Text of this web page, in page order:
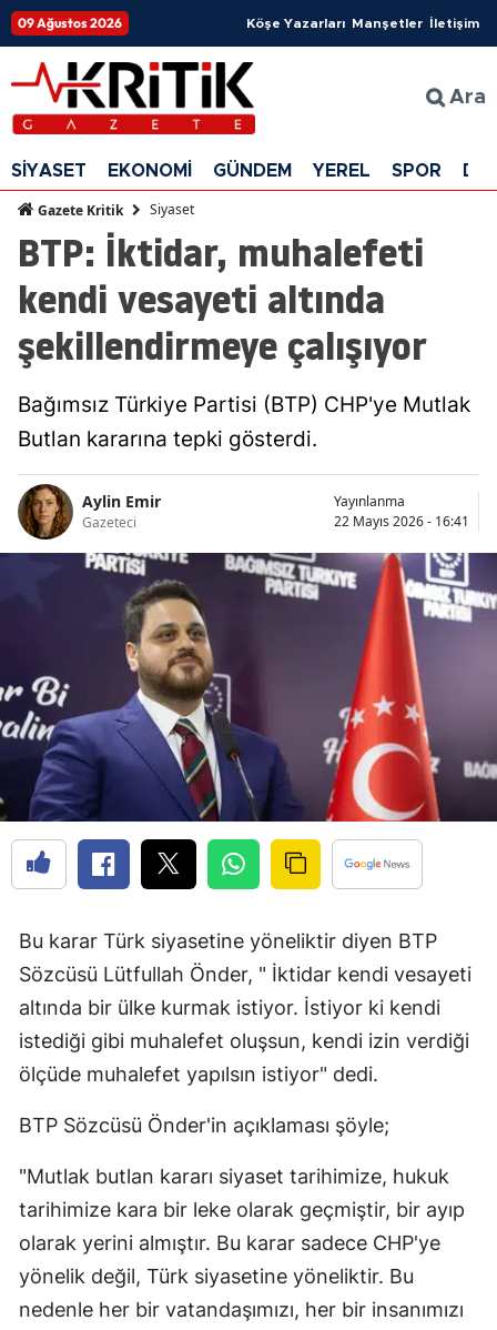
09 Ağustos 2026 Köşe Yazarları Manşetler İletişim
Ara
SİYASET EKONOMİ GÜNDEM YEREL SPOR
Gazete Kritik Siyaset
BTP: İktidar, muhalefeti
kendi vesayeti altında
şekillendirmeye çalışıyor
Bağımsız Türkiye Partisi (BTP) CHP'ye Mutlak
Butlan kararına tepki gösterdi.
Aylin Emir
Gazeteci
Yayınlanma
22 Mayıs 2026 - 16:41
Bu karar Türk siyasetine yöneliktir diyen BTP
Sözcüsü Lütfullah Önder, " İktidar kendi vesayeti
altında bir ülke kurmak istiyor. İstiyor ki kendi
istediği gibi muhalefet oluşsun, kendi izin verdiği
ölçüde muhalefet yapılsın istiyor" dedi.
BTP Sözcüsü Önder'in açıklaması şöyle;
"Mutlak butlan kararı siyaset tarihimize, hukuk
tarihimize kara bir leke olarak geçmiştir, bir ayıp
olarak yerini almıştır. Bu karar sadece CHP'ye
yönelik değil, Türk siyasetine yöneliktir. Bu
nedenle her bir vatandaşımızı, her bir insanımızı